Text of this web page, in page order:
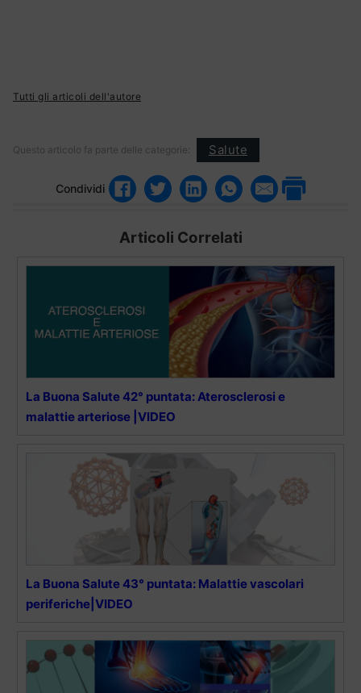
Tutti gli articoli dell'autore
Questo articolo fa parte delle categorie: Salute
Condividi
Articoli Correlati
La Buona Salute 42° puntata: Aterosclerosi e
malattie arteriose |VIDEO
La Buona Salute 43° puntata: Malattie vascolari
periferiche|VIDEO